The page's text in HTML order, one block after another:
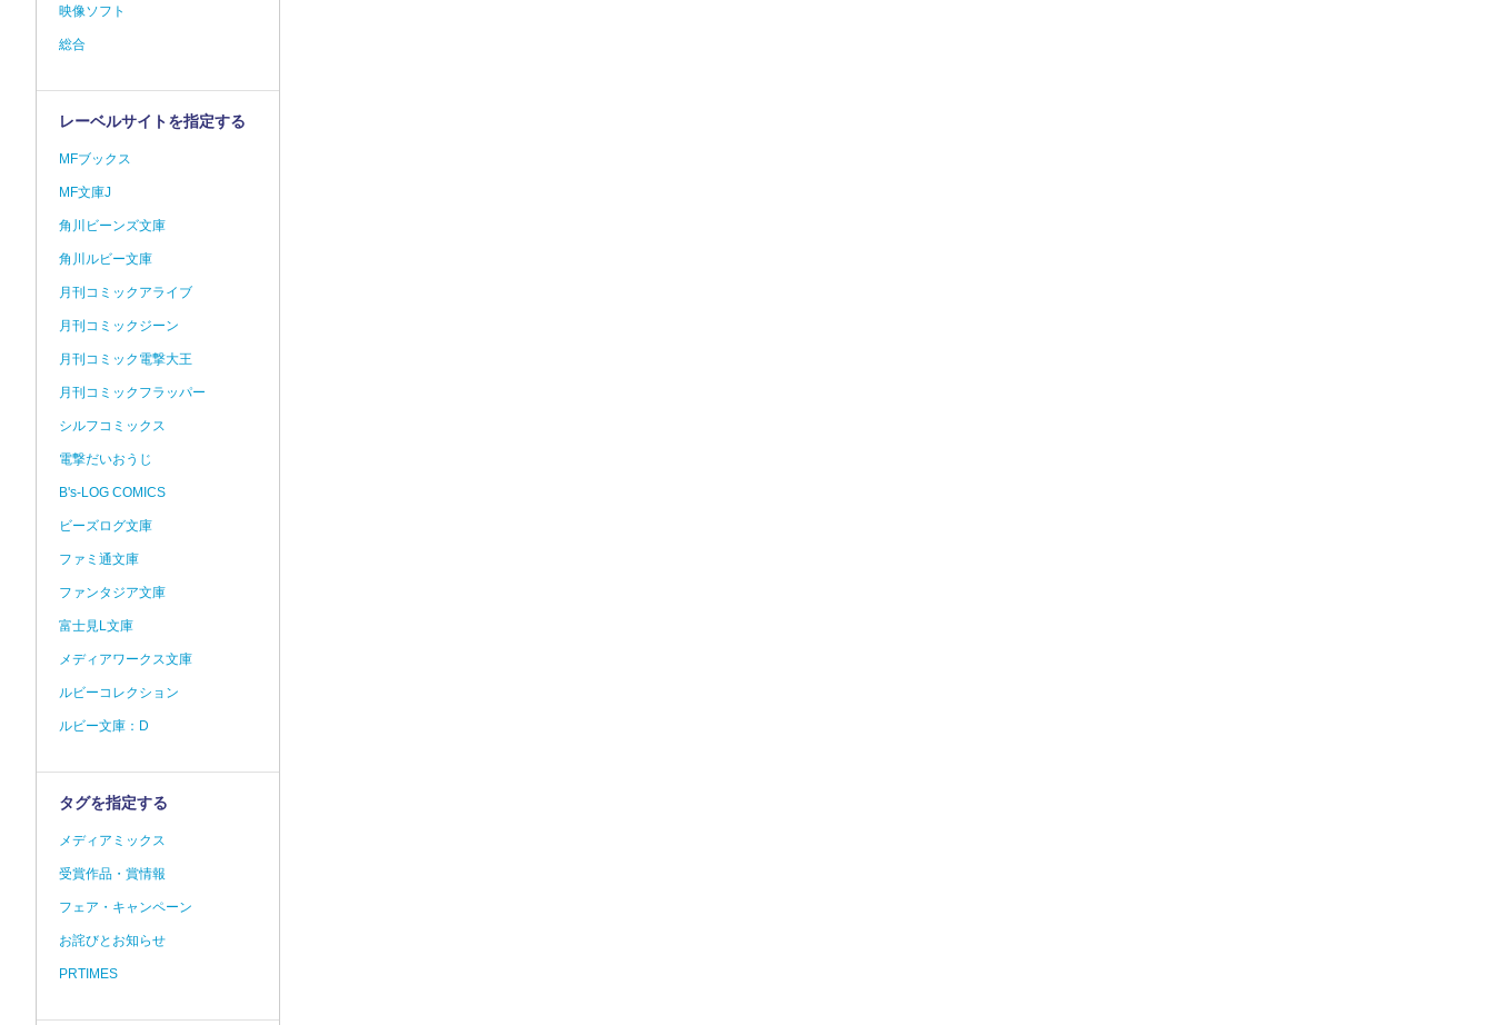
映像ソフト
総合
レーベルサイトを指定する
MFブックス
MF文庫J
角川ビーンズ文庫
角川ルビー文庫
月刊コミックアライブ
月刊コミックジーン
月刊コミック電撃大王
月刊コミックフラッパー
シルフコミックス
電撃だいおうじ
B's-LOG COMICS
ビーズログ文庫
ファミ通文庫
ファンタジア文庫
富士見L文庫
メディアワークス文庫
ルビーコレクション
ルビー文庫：D
タグを指定する
メディアミックス
受賞作品・賞情報
フェア・キャンペーン
お詫びとお知らせ
PRTIMES